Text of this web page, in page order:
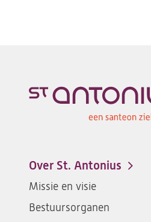
Footer-
menu
Over St. Antonius
Missie en visie
Bestuursorganen